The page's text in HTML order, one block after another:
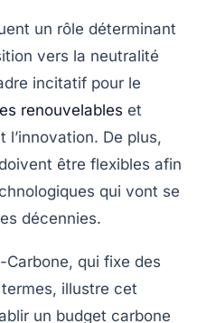
un rôle déterminant
vers la neutralité
incitatif pour le
renouvelables et
De plus,
être flexibles afin
qui vont se
décennies.
Carbone, qui fixe des
illustre cet
un budget carbone